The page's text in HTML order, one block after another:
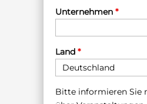
Unternehmen *
Land *
Bitte informieren Sie